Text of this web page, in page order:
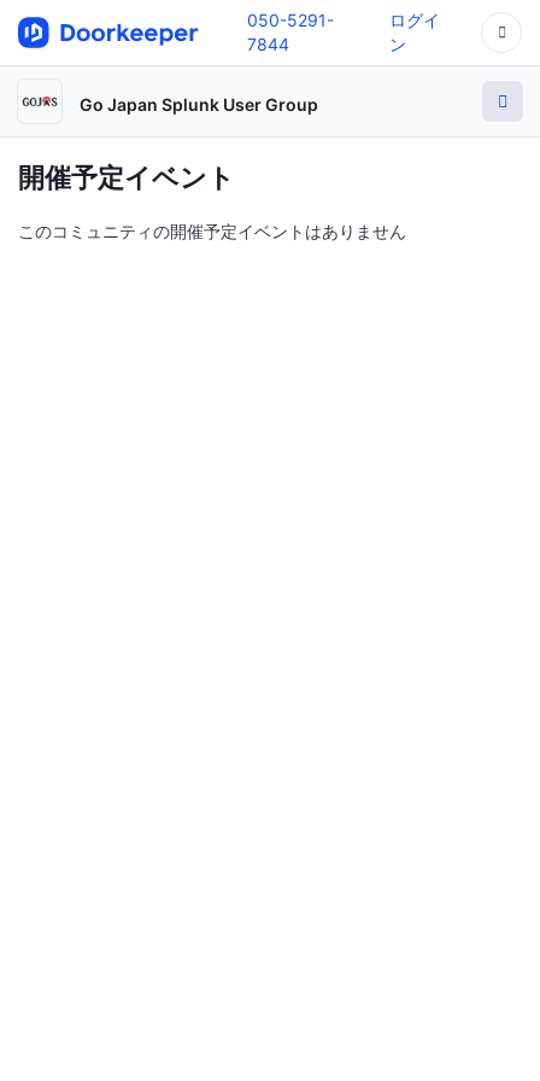
050-5291-
7844
ログイ
ン
Go Japan Splunk User Group
開催予定イベント
このコミュニティの開催予定イベントはありません